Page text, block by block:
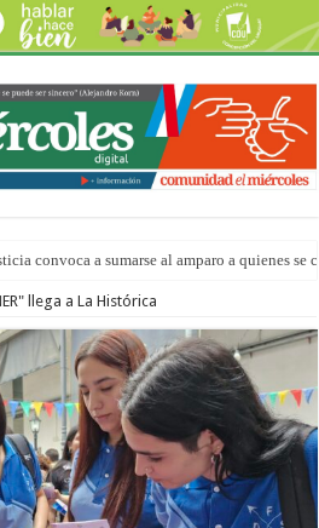
convoca a sumarse al amparo a quienes se
agostocon sus días y horarios
llega a La Histórica